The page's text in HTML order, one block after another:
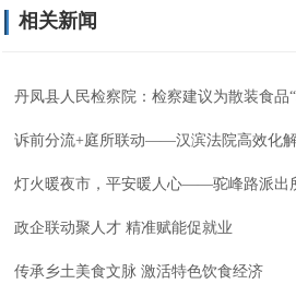
相关新闻
丹凤县人民检察院：检察建议为散装食品
诉前分流+庭所联动——汉滨法院高效化
灯火暖夜市，平安暖人心——驼峰路派出
政企联动聚人才 精准赋能促就业
传承乡土美食文脉 激活特色饮食经济